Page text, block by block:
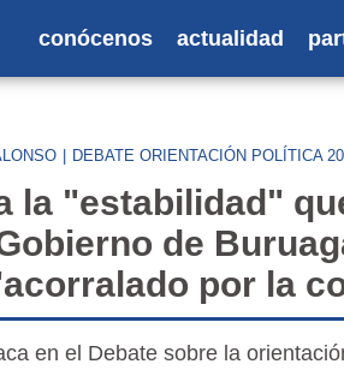
conócenos actualidad
DEBATE ORIENTACIÓN POLÍTICA
la "estabilidad"
de
por la
en el Debate sobre la